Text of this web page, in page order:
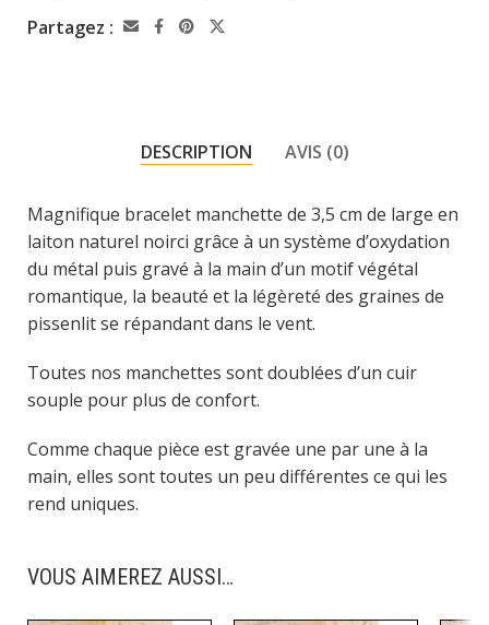
Partagez :
DESCRIPTION AVIS (0)
Magnifique bracelet manchette de 3,5 cm de large en
laiton naturel noirci grâce à un système d’oxydation
du métal puis gravé à la main d’un motif végétal
romantique, la beauté et la légèreté des graines de
pissenlit se répandant dans le vent.
Toutes nos manchettes sont doublées d’un cuir
souple pour plus de confort.
Comme chaque pièce est gravée une par une à la
main, elles sont toutes un peu différentes ce qui les
rend uniques.
VOUS AIMEREZ AUSSI…